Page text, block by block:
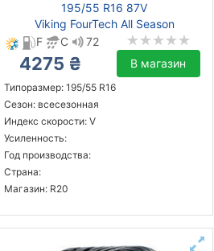
195/55 R16 87V
Viking FourTech All Season
F
C 72
4275 ₴ В магазин
Типоразмер: 195/55 R16
Сезон: всесезонная
Индекс скорости: V
Усиленность:
Год производства:
Страна:
Магазин: R20